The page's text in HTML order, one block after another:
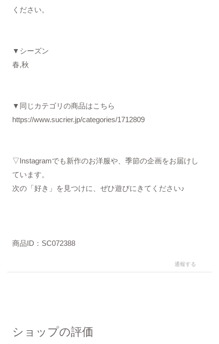
ください。
▼シーズン
春,秋
▼同じカテゴリの商品はこちら
https://www.sucrier.jp/categories/1712809
▽Instagramでも新作のお洋服や、季節の企画をお届けし
ています。
次の「好き」を見つけに、ぜひ遊びにきてください♪
商品ID：SC072388
通報する
ショップの評価